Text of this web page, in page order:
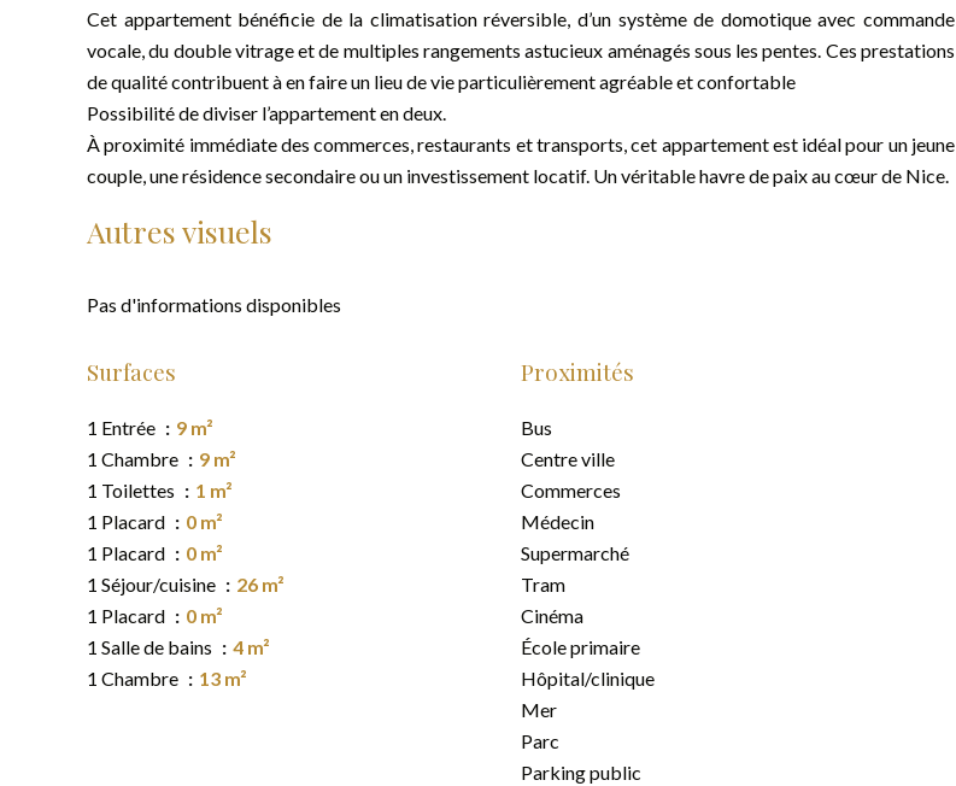
Cet appartement bénéficie de la climatisation réversible, d’un système de domotique avec commande
vocale, du double vitrage et de multiples rangements astucieux aménagés sous les pentes. Ces prestations
de qualité contribuent à en faire un lieu de vie particulièrement agréable et confortable
Possibilité de diviser l’appartement en deux.
À proximité immédiate des commerces, restaurants et transports, cet appartement est idéal pour un jeune
couple, une résidence secondaire ou un investissement locatif. Un véritable havre de paix au cœur de Nice.
Autres visuels
Pas d'informations disponibles
Surfaces
1 Entrée
9 m²
1 Chambre
9 m²
1 Toilettes
1 m²
1 Placard
0 m²
1 Placard
0 m²
1 Séjour/cuisine
26 m²
1 Placard
0 m²
1 Salle de bains
4 m²
1 Chambre
13 m²
Proximités
Bus
Centre ville
Commerces
Médecin
Supermarché
Tram
Cinéma
École primaire
Hôpital/clinique
Mer
Parc
Parking public